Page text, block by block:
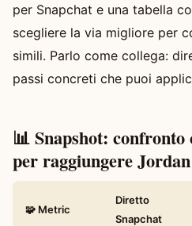
per Snapchat e una tabella
scegliere la via migliore per
simili. Parlo come collega:
passi concreti che puoi
📊 Snapshot:
per raggiungere
🧩 Metric
Diretto
Snapchat